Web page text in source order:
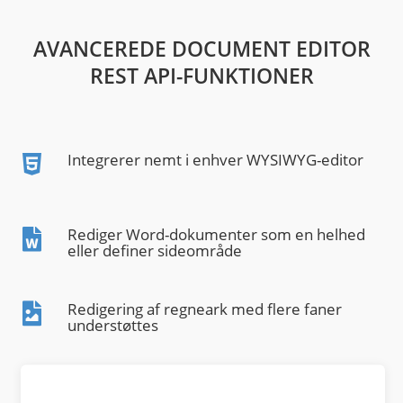
AVANCEREDE DOCUMENT EDITOR
REST API-FUNKTIONER
Integrerer nemt i enhver WYSIWYG-editor
Rediger Word-dokumenter som en helhed
eller definer sideområde
Redigering af regneark med flere faner
understøttes